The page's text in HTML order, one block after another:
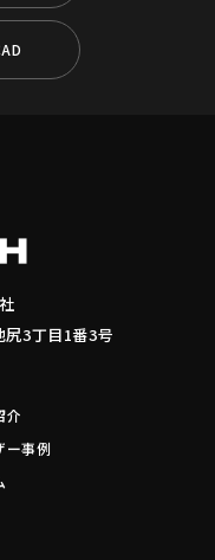
3丁目1番3号
介
ー事例